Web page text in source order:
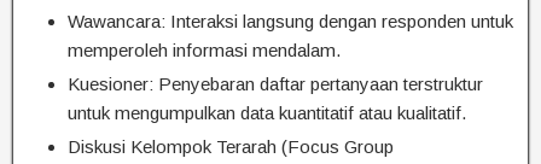
Wawancara: Interaksi langsung dengan responden untuk
memperoleh informasi mendalam.
Kuesioner: Penyebaran daftar pertanyaan terstruktur
untuk mengumpulkan data kuantitatif atau kualitatif.
Diskusi Kelompok Terarah (Focus Group